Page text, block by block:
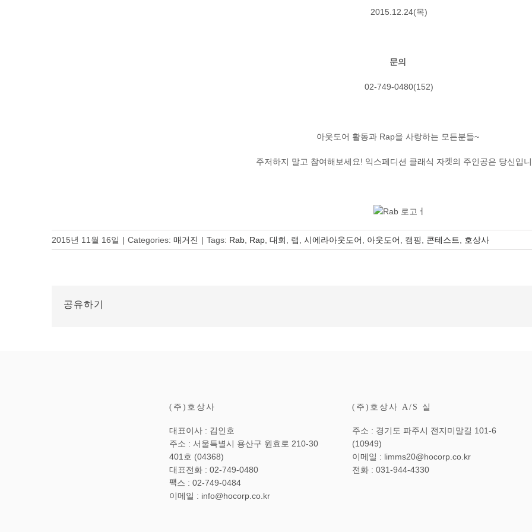
2015.12.24(목)
문의
02-749-0480(152)
아웃도어 활동과 Rap을 사랑하는 모든분들~
주저하지 말고 참여해보세요! 익스페디션 클래식 자켓의 주인공은 당신입
2015년 11월 16일 | Categories: 매거진 | Tags: Rab Rap 대회 랩 시에라아웃도어 아웃도어 캠핑 콘테스트 호상사
공유하기
(주)호상사
대표이사 : 김인호
주소 : 서울특별시 용산구 원효로 210-30
401호 (04368)
대표전화 : 02-749-0480
팩스 : 02-749-0484
이메일 : info@hocorp.co.kr
(주)호상사 A/S 실
주소 : 경기도 파주시 전지미말길 101-6
(10949)
이메일 : limms20@hocorp.co.kr
전화 : 031-944-4330